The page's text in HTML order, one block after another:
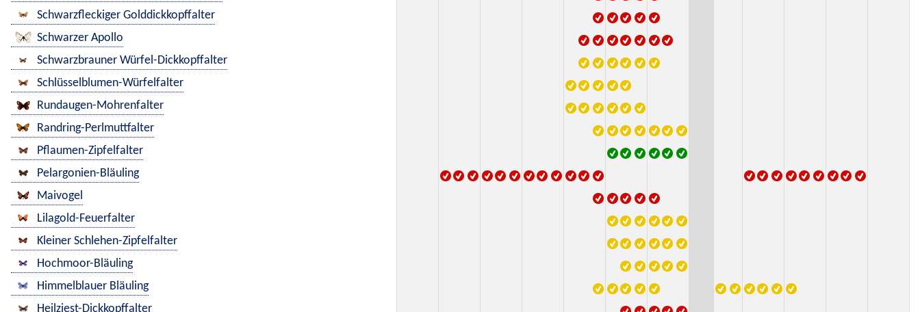
Schwarzfleckiger Golddickkopffalter
Schwarzer Apollo
Schwarzbrauner Würfel-Dickkopffalter
Schlüsselblumen-Würfelfalter
Rundaugen-Mohrenfalter
Randring-Perlmuttfalter
Pflaumen-Zipfelfalter
Pelargonien-Bläuling
Maivogel
Lilagold-Feuerfalter
Kleiner Schlehen-Zipfelfalter
Hochmoor-Bläuling
Himmelblauer Bläuling
Heilziest-Dickkopffalter